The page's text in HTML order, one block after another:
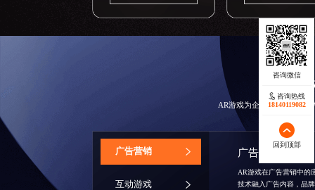
AR游戏为企业提供了新的
‌广告营销
互动游戏
广告营销
AR游戏在广告营销中的
技术融入广告内容，品
咨询热线
18140119082
回到顶部